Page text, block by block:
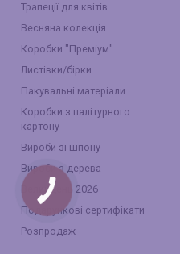
Трапеції для квітів
Весняна колекція
Коробки "Преміум"
Листівки/бірки
Пакувальні матеріали
Коробки з палітурного
картону
Вироби зі шпону
Вироби з дерева
Великдень 2026
Подарункові сертифікати
Розпродаж
КНОПКА
ЗВ'ЯЗКУ